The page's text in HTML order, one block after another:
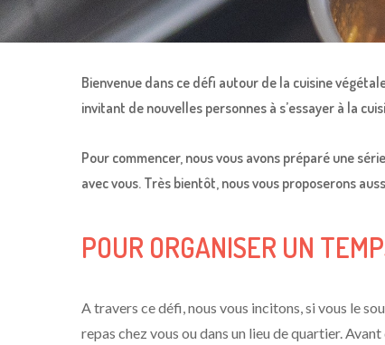
Bienvenue dans ce défi autour de la cuisine
invitant de nouvelles personnes à s’essayer à la
Pour commencer, nous vous avons préparé une
avec vous. Très bientôt, nous vous proposerons
POUR ORGANISER UN
A travers ce défi, nous vous incitons, si vous le
repas chez vous ou dans un lieu de quartier.